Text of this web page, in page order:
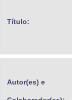
Título:
Autor(es) e